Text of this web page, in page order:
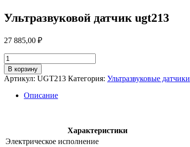
Ультразвуковой датчик ugt213
27 885,00 ₽
Количество
товара
Ультразвуковой
датчик
ugt213
В корзину
Артикул: UGT213 Категория: Ультразвуковые датчики
Описание
Характеристики
Электрическое исполнение